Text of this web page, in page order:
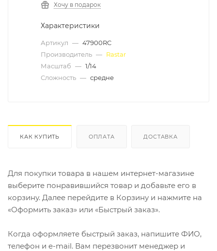
Хочу в подарок
Характеристики
Артикул — 47900RC
Производитель — Rastar
Масштаб — 1/14
Сложность — средне
КАК КУПИТЬ ОПЛАТА ДОСТАВКА
Для покупки товара в нашем интернет-магазине
выберите понравившийся товар и добавьте его в
корзину. Далее перейдите в Корзину и нажмите на
«Оформить заказ» или «Быстрый заказ».
Когда оформляете быстрый заказ, напишите ФИО,
телефон и e-mail. Вам перезвонит менеджер и